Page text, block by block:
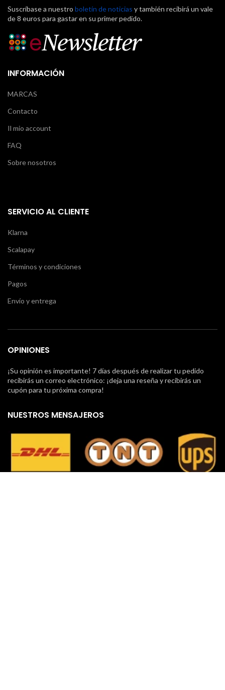
Suscríbase a nuestro boletín de noticias y también recibirá un vale
de 8 euros para gastar en su primer pedido.
INFORMACIÓN
MARCAS
Contacto
Il mio account
FAQ
Sobre nosotros
SERVICIO AL CLIENTE
Klarna
Scalapay
Términos y condiciones
Pagos
Envío y entrega
OPINIONES
¡Su opinión es importante! 7 días después de realizar tu pedido
recibirás un correo electrónico: ¡deja una reseña y recibirás un
cupón para tu próxima compra!
NUESTROS MENSAJEROS